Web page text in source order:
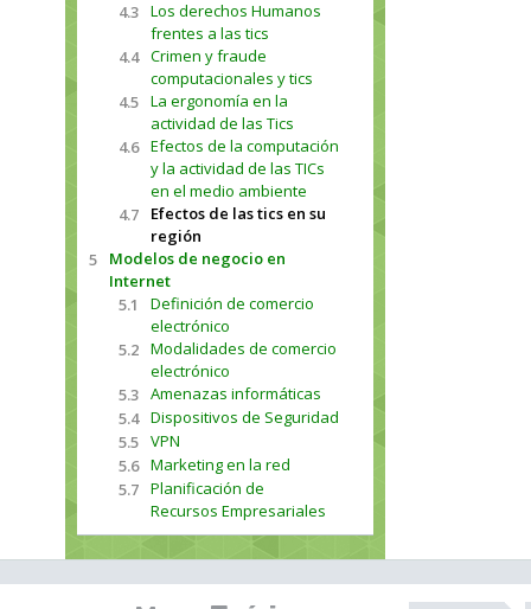
4.3 Los derechos Humanos
frentes a las tics
4.4 Crimen y fraude
computacionales y tics
4.5 La ergonomía en la
actividad de las Tics
4.6 Efectos de la computación
y la actividad de las TICs
en el medio ambiente
4.7
Efectos de las tics en su
región
5
Modelos de negocio en
Internet
5.1
Definición de comercio
electrónico
5.2 Modalidades de comercio
electrónico
5.3 Amenazas informáticas
5.4 Dispositivos de Seguridad
5.5 VPN
5.6 Marketing en la red
5.7 Planificación de
Recursos Empresariales